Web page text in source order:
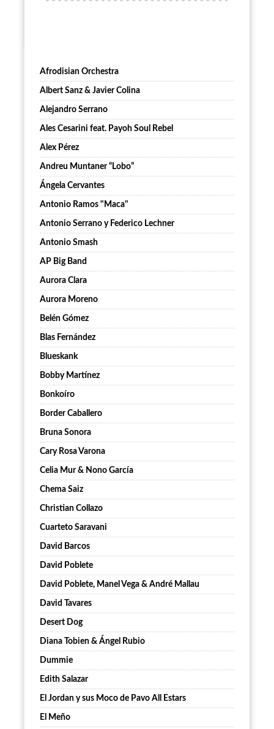
Afrodisian Orchestra
Albert Sanz & Javier Colina
Alejandro Serrano
Ales Cesarini feat. Payoh Soul Rebel
Alex Pérez
Andreu Muntaner “Lobo”
Ángela Cervantes
Antonio Ramos "Maca"
Antonio Serrano y Federico Lechner
Antonio Smash
AP Big Band
Aurora Clara
Aurora Moreno
Belén Gómez
Blas Fernández
Blueskank
Bobby Martínez
Bonkoíro
Border Caballero
Bruna Sonora
Cary Rosa Varona
Celia Mur & Nono García
Chema Saiz
Christian Collazo
Cuarteto Saravani
David Barcos
David Poblete
David Poblete, Manel Vega & André Mallau
David Tavares
Desert Dog
Diana Tobien & Ángel Rubio
Dummie
Edith Salazar
El Jordan y sus Moco de Pavo All Estars
El Meño